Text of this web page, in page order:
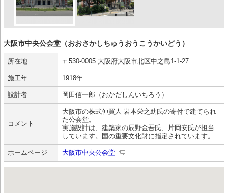
大阪市中央公会堂（おおさかしちゅうおうこうかいどう）
所在地 〒530-0005 大阪府大阪市北区中之島1-1-27
施工年 1918年
設計者 岡田信一郎（おかだしんいちろう）
コメント
大阪市の株式仲買人 岩本栄之助氏の寄付で建てられ
た公会堂。
実施設計は、建築家の辰野金吾氏、片岡安氏が担当
しています。国の重要文化財に指定されています。
ホームページ 大阪市中央公会堂